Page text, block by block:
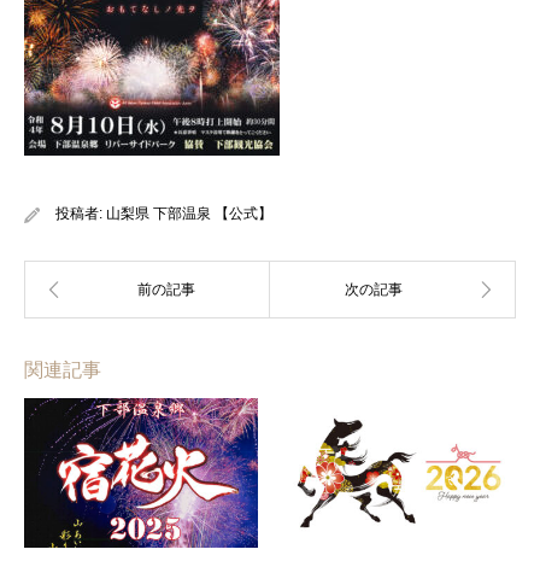
投稿者: 山梨県 下部温泉 【公式】
関連記事